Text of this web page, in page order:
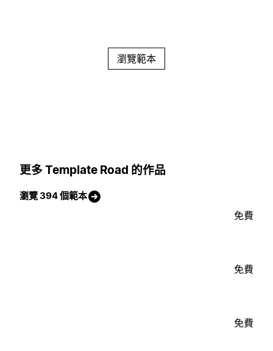
瀏覽範本
更多 Template Road 的作品
瀏覽 394 個範本
免費
免費
免費